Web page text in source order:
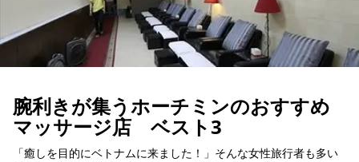
腕利きが集うホーチミンのおすすめ
マッサージ店 ベスト3
「癒しを目的にベトナムに来ました！」そんな女性旅行者も多い